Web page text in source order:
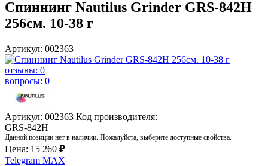
Спиннинг Nautilus Grinder GRS-842H
256см. 10-38 г
Артикул: 002363
отзывы: 0
вопросы: 0
Артикул: 002363 Код производителя:
GRS-842H
Данной позиции нет в наличии. Пожалуйста, выберите доступные свойства.
Цена: 15 260 ₽
Telegram MAX